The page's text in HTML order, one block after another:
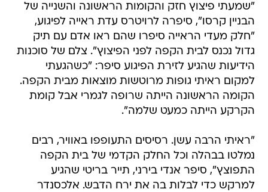
"שמעתי פיצוץ חזק והקומות הראשונה והשנייה של
הבניין קרסו", סיפרה לרויטרס עדת ראייה לפיגוע,
"חלק מעדי הראייה סיפרו שהם ראו אדם עם תיק
גדול נכנס לבית הקפה לפני הפיצוץ". צלם של סוכנות
הידיעות שהגיע לזירת הפיגוע סיפר: "כשהגעתי
למקום ראיתי גופות מרוטשות מוצאות מבית הקפה.
הקומה הראשונה הייתה שרופה לגמרי אבל קומת
הקרקע הייתה כמעט שלמה".
"ראיתי הרבה עשן. רסיסים התעופפו באוויר, רבים
נמלטו בבהלה וכל החלק הקדמי של בית הקפה
התפוצץ", סיפר אנדי בירני, תייר בריטי שהגיע
למרקש כדי לבלות בה את ירח הדבש. אלכסנדר